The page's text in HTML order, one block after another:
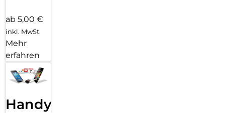
ab 5,00 €
inkl. MwSt.
Mehr
erfahren
Handy